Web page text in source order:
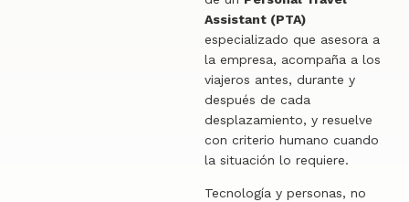
Assistant (PTA)
especializado que asesora a
la empresa, acompaña a los
viajeros antes, durante y
después de cada
desplazamiento, y resuelve
con criterio humano cuando
la situación lo requiere.
Tecnología y personas, no